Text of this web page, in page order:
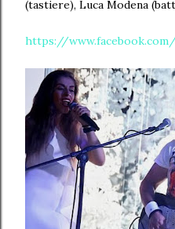
(tastiere), Luca Modena
https://